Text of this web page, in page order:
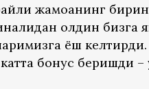
жамоанинг
олдин бизга
ёш
бонус беришди